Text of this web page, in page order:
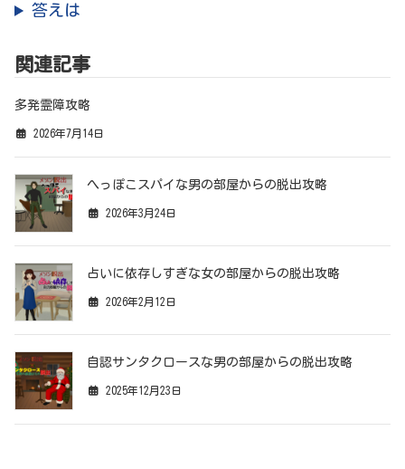
答えは
関連記事
多発霊障攻略
2026年7月14日
へっぽこスパイな男の部屋からの脱出攻略
2026年3月24日
占いに依存しすぎな女の部屋からの脱出攻略
2026年2月12日
自認サンタクロースな男の部屋からの脱出攻略
2025年12月23日